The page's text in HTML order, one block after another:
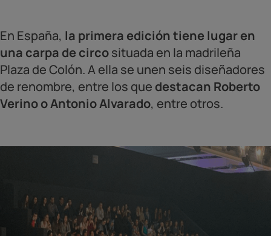
En España, la primera edición tiene lugar en
una carpa de circosituada en la madrileña
Plaza de Colón. A ella se unen seis diseñadores
de renombre, entre los que destacan Roberto
Verino o Antonio Alvarado, entre otros.